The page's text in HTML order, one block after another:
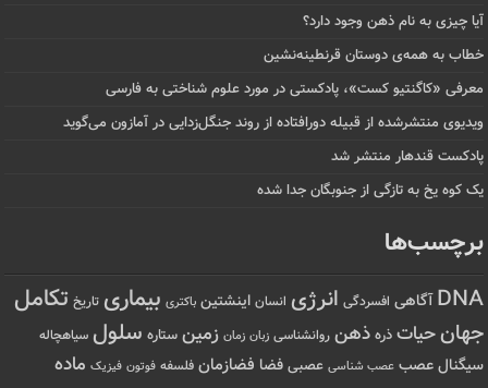
آیا چیزی به نام ذهن وجود دارد؟
خطاب به همه‌ی دوستان قرنطینه‌نشین
معرفی «کاگنتیو کست»، پادکستی در مورد علوم شناختی به فارسی
ویدیوی منتشرشده از قبیله دورافتاده‌ از روند جنگل‌زدایی در آمازون می‌گوید
پادکست قندهار منتشر شد
یک کوه یخ به تازگی از جنوبگان جدا شده
برچسب‌ها
DNA آگاهی افسردگی انرژی انسان اینشتین باکتری بیماری تاریخ تکامل
جهانحیات ذره ذهن روانشناسی زبان زمان زمین ستاره سلول سیاهچاله
سیگنال عصب عصب شناسی عصبی فضا فضازمان فلسفه فوتون فیزیک ماده